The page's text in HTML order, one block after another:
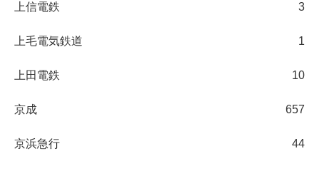
上信電鉄 3
上毛電気鉄道 1
上田電鉄 10
京成 657
京浜急行 44